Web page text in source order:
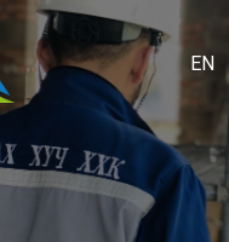
EN